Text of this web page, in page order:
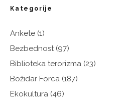
Kategorije
Ankete (1)
Bezbednost(97)
Biblioteka terorizma (23)
Božidar Forca (187)
Ekokultura (46)